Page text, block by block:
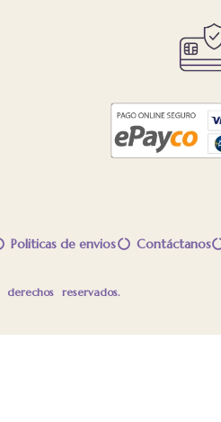
Politicas de envios Contáctanos
reservados.